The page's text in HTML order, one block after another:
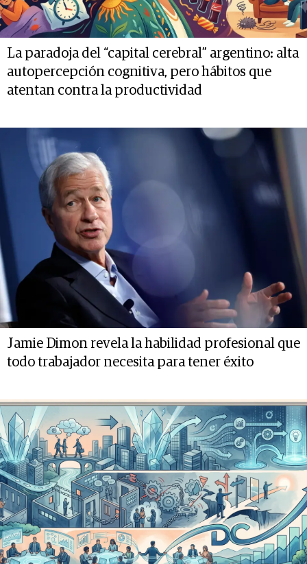
La paradoja del “capital cerebral” argentino: alta
autopercepción cognitiva, pero hábitos que
atentan contra la productividad
Jamie Dimon revela la habilidad profesional que
todo trabajador necesita para tener éxito